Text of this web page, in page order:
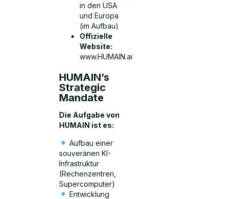
in den USA
und Europa
(im Aufbau)
Offizielle
Website:
www.HUMAIN.ai
HUMAIN’s
Strategic
Mandate
Die Aufgabe von
HUMAIN ist es:
Aufbau einer
souveränen KI-
Infrastruktur
(Rechenzentren,
Supercomputer)
Entwicklung